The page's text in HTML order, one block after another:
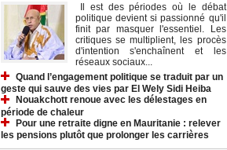
Il est des périodes où le débat
politique devient si passionné qu'il
finit par masquer l'essentiel. Les
critiques se multiplient, les procès
d'intention s'enchaînent et les
réseaux sociaux...
Quand l’engagement politique se traduit par un
geste qui sauve des vies par El Wely Sidi Heiba
Nouakchott renoue avec les délestages en
période de chaleur
Pour une retraite digne en Mauritanie : relever
les pensions plutôt que prolonger les carrières